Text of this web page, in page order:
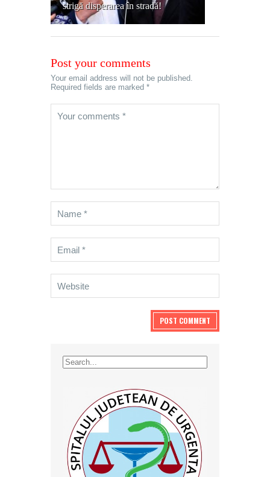
strigă disperarea în stradă!
Post your comments
Your email address will not be published.
Required fields are marked *